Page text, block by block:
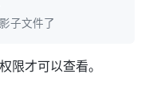
子文件了
才可以查看。